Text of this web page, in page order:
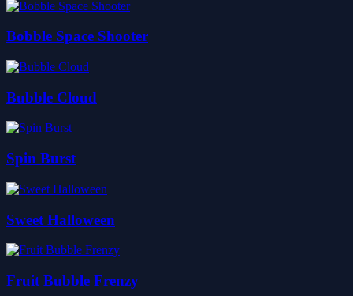
Bobble Space Shooter
Bubble Cloud
Spin Burst
Sweet Halloween
Fruit Bubble Frenzy